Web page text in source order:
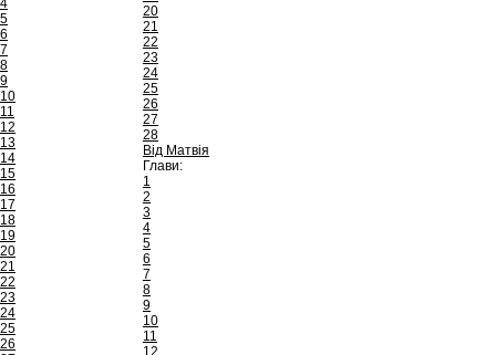
4
5
6
7
8
9
10
11
12
13
14
15
16
17
18
19
20
21
22
23
24
25
26
20
21
22
23
24
25
26
27
28
Від Матвія
Глави:
1
2
3
4
5
6
7
8
9
10
11
12